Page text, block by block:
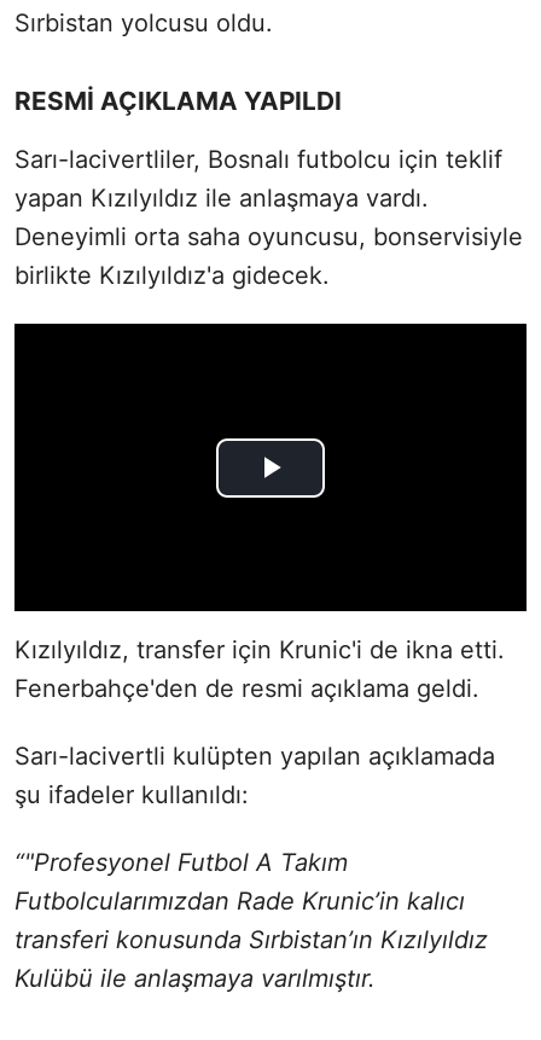
Sırbistan yolcusu oldu.
RESMİ AÇIKLAMA YAPILDI
Sarı-lacivertliler, Bosnalı futbolcu için teklif
yapan Kızılyıldız ile anlaşmaya vardı.
Deneyimli orta saha oyuncusu, bonservisiyle
birlikte Kızılyıldız'a gidecek.
Kızılyıldız, transfer için Krunic'i de ikna etti.
Fenerbahçe'den de resmi açıklama geldi.
Sarı-lacivertli kulüpten yapılan açıklamada
şu ifadeler kullanıldı:
“"Profesyonel Futbol A Takım
Futbolcularımızdan Rade Krunic’in kalıcı
transferi konusunda Sırbistan’ın Kızılyıldız
Kulübü ile anlaşmaya varılmıştır.